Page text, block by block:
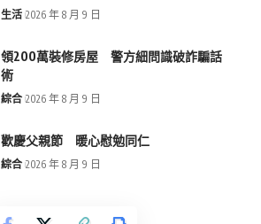
生活 2026 年 8 月 9 日
領200萬裝修房屋 警方細問識破詐騙話
術
綜合 2026 年 8 月 9 日
歡慶父親節 暖心慰勉同仁
綜合 2026 年 8 月 9 日